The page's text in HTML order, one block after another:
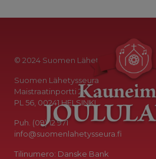
© 2024 Suomen Lähetysseura
Suomen Lähetysseura
Maistraatinportti 2a
PL 56, 00241 HELSINKI
Puh. (09) 12 971
info@suomenlahetysseura.fi
Tilinumero: Danske Bank